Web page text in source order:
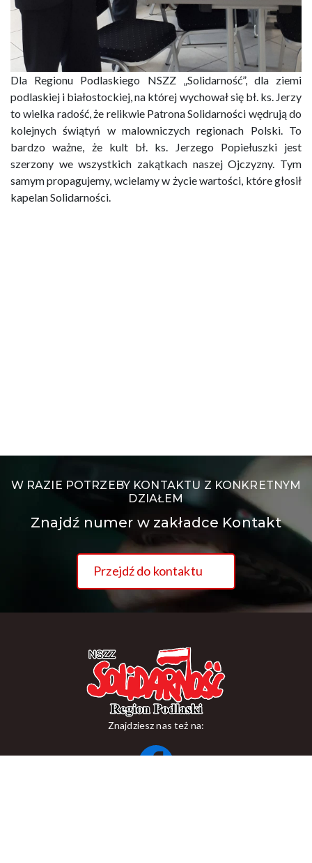
Dla Regionu Podlaskiego NSZZ „Solidarność”, dla ziemi
podlaskiej i białostockiej, na której wychował się bł. ks. Jerzy
to wielka radość, że relikwie Patrona Solidarności wędrują do
kolejnych świątyń w malowniczych regionach Polski. To
bardzo ważne, że kult bł. ks. Jerzego Popiełuszki jest
szerzony we wszystkich zakątkach naszej Ojczyzny. Tym
samym propagujemy, wcielamy w życie wartości, które głosił
kapelan Solidarności.
W RAZIE POTRZEBY KONTAKTU Z KONKRETNYM
DZIAŁEM
Znajdź numer w zakładce Kontakt
Przejdź do kontaktu
Znajdziesz nas też na: